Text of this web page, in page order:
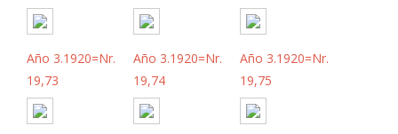
Año 3.1920=Nr.
19,73
Año 3.1920=Nr.
19,74
Año 3.1920=Nr.
19,75